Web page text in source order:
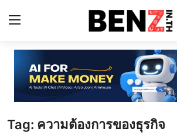
Home
Contact
AI Tools
Tag: ความต้องการของธุรกิจ